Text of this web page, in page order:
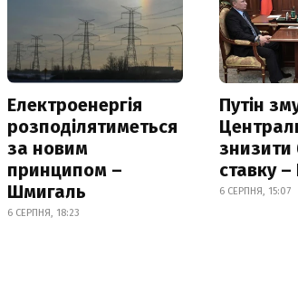
Електроенергія
розподілятиметься
за новим
принципом –
Шмигаль
6 СЕРПНЯ, 18:23
Путін
знизити
ставку
6 СЕРПНЯ, 15:07